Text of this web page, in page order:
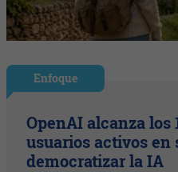
Enfoque
OpenAI alcanza los
usuarios activos en
democratizar la IA